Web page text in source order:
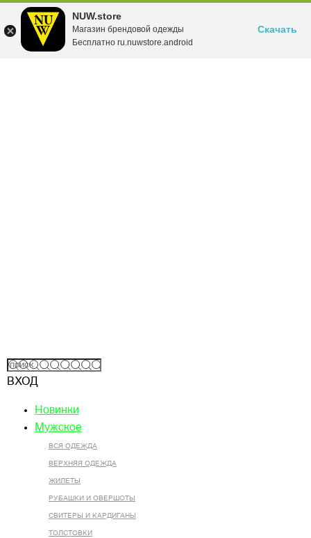
NUW.store
Магазин брендовой одежды
Бесплатно ru.nuwstore.android
Скачать
ВХОД
Новинки
Мужское
ВСЯ ОДЕЖДА
ВЕРХНЯЯ ОДЕЖДА
ЖИЛЕТЫ
РУБАШКИ И ОВЕРШОТЫ
СВИТЕРЫ И КАРДИГАНЫ
ТОЛСТОВКИ